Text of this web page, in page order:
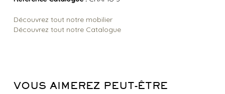
Découvrez tout notre mobilier
Découvrez tout notre Catalogue
VOUS AIMEREZ PEUT-ÊTRE